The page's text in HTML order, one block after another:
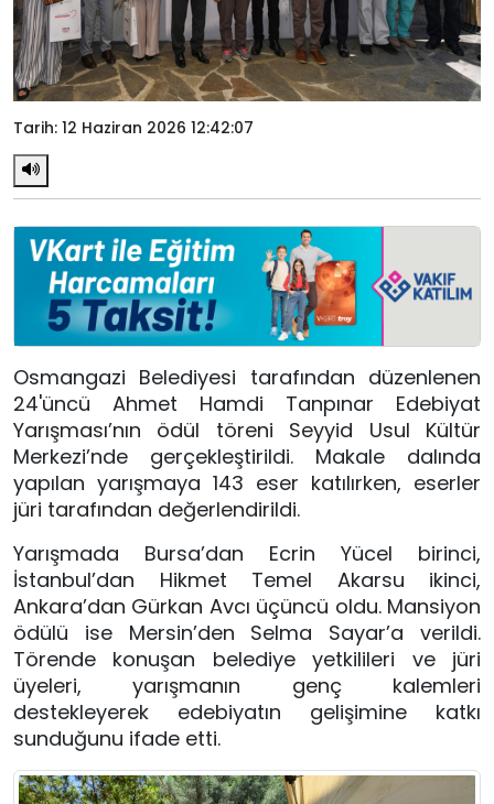
Tarih: 12 Haziran 2026 12:42:07
Osmangazi Belediyesi tarafından düzenlenen
24'üncü Ahmet Hamdi Tanpınar Edebiyat
Yarışması’nın ödül töreni Seyyid Usul Kültür
Merkezi’nde gerçekleştirildi. Makale dalında
yapılan yarışmaya 143 eser katılırken, eserler
jüri tarafından değerlendirildi.
Yarışmada Bursa’dan Ecrin Yücel birinci,
İstanbul’dan Hikmet Temel Akarsu ikinci,
Ankara’dan Gürkan Avcı üçüncü oldu. Mansiyon
ödülü ise Mersin’den Selma Sayar’a verildi.
Törende konuşan belediye yetkilileri ve jüri
üyeleri, yarışmanın genç kalemleri
destekleyerek edebiyatın gelişimine katkı
sunduğunu ifade etti.